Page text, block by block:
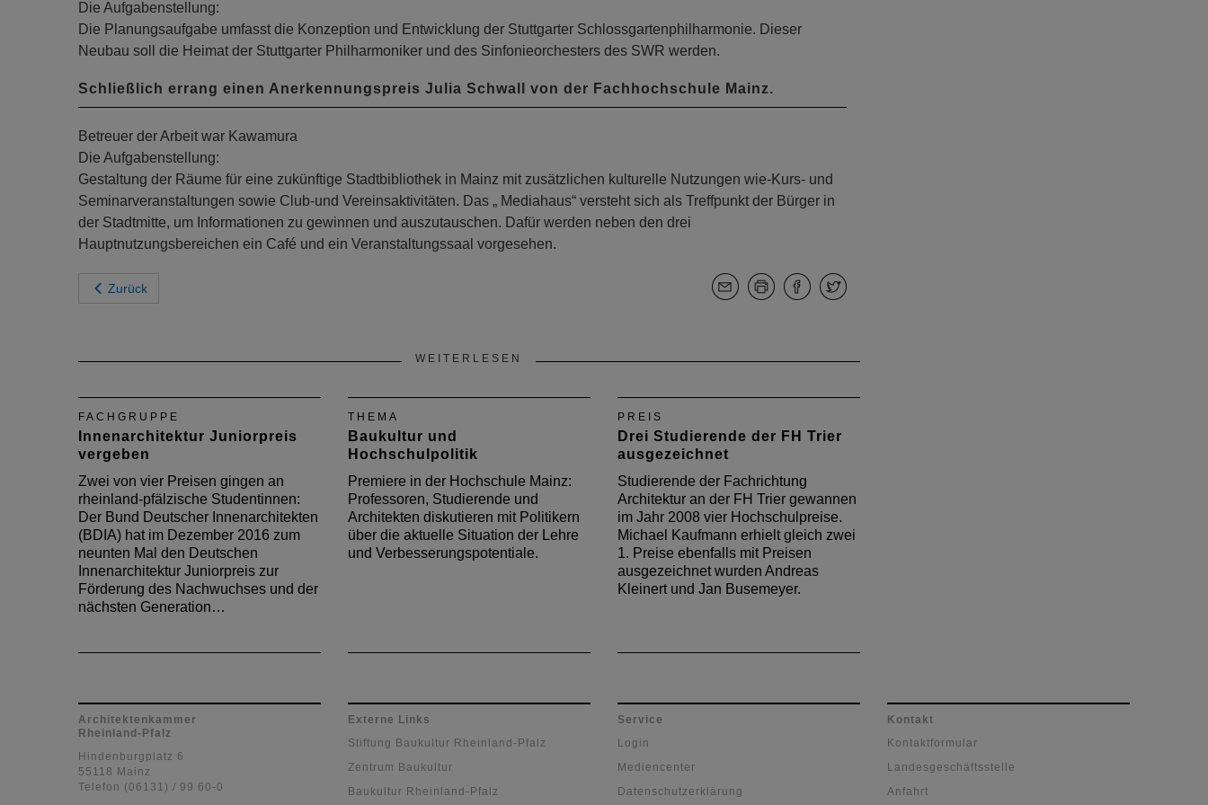
Die Aufgabenstellung:
Die Planungsaufgabe umfasst die Konzeption und Entwicklung der Stuttgarter Schlossgartenphilharmonie. Dieser
Neubau soll die Heimat der Stuttgarter Philharmoniker und des Sinfonieorchesters des SWR werden.
Schließlich errang einen Anerkennungspreis Julia Schwall von der Fachhochschule Mainz.
Betreuer der Arbeit war Kawamura
Die Aufgabenstellung:
Gestaltung der Räume für eine zukünftige Stadtbibliothek in Mainz mit zusätzlichen kulturelle Nutzungen wie-Kurs- und
Seminarveranstaltungen sowie Club-und Vereinsaktivitäten. Das „ Mediahaus“ versteht sich als Treffpunkt der Bürger in
der Stadtmitte, um Informationen zu gewinnen und auszutauschen. Dafür werden neben den drei
Hauptnutzungsbereichen ein Café und ein Veranstaltungssaal vorgesehen.
Zurück
WEITERLESEN
FACHGRUPPE
Innenarchitektur Juniorpreis
vergeben
Zwei von vier Preisen gingen an
rheinland-pfälzische Studentinnen:
Der Bund Deutscher Innenarchitekten
(BDIA) hat im Dezember 2016 zum
neunten Mal den Deutschen
Innenarchitektur Juniorpreis zur
Förderung des Nachwuchses und der
nächsten Generation…
THEMA
Baukultur und
Hochschulpolitik
Premiere in der Hochschule Mainz:
Professoren, Studierende und
Architekten diskutieren mit Politikern
über die aktuelle Situation der Lehre
und Verbesserungspotentiale.
PREIS
Drei Studierende der FH Trier
ausgezeichnet
Studierende der Fachrichtung
Architektur an der FH Trier gewannen
im Jahr 2008 vier Hochschulpreise.
Michael Kaufmann erhielt gleich zwei
1. Preise ebenfalls mit Preisen
ausgezeichnet wurden Andreas
Kleinert und Jan Busemeyer.
Architektenkammer
Rheinland-Pfalz
Hindenburgplatz 6
55118 Mainz
Telefon (06131) / 99 60-0
Externe Links
Stiftung Baukultur Rheinland-Pfalz
Zentrum Baukultur
Baukultur Rheinland-Pfalz
Service
Login
Mediencenter
Datenschutzerklärung
Kontakt
Kontaktformular
Landesgeschäftsstelle
Anfahrt